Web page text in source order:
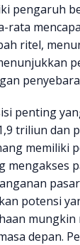
pengaruh
rata
ritel,
penting
triliun dan
memiliki
mengakses
potensi
depan.